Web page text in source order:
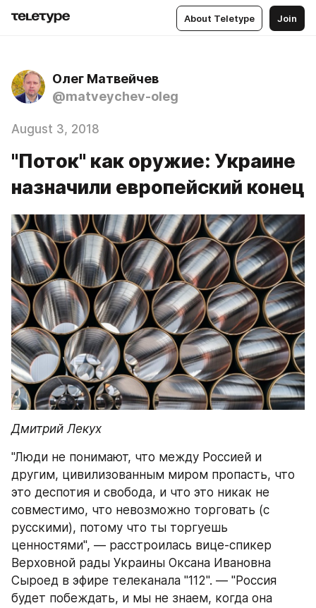
About Teletype Join
Олег Матвейчев
@matveychev-oleg
August 3, 2018
"Поток" как оружие: Украине
назначили европейский конец
Дмитрий Лекух
"Люди не понимают, что между Россией и
другим, цивилизованным миром пропасть, что
это деспотия и свобода, и что это никак не
совместимо, что невозможно торговать (с
русскими), потому что ты торгуешь
ценностями", — расстроилась вице-спикер
Верховной рады Украины Оксана Ивановна
Сыроед в эфире телеканала "112". — "Россия
будет побеждать, и мы не знаем, когда она